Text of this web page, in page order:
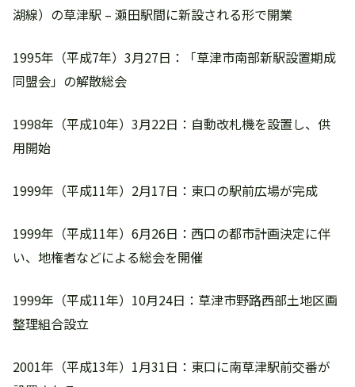
湖線）の草津駅 – 瀬田駅間に新設される形で開業
1995年（平成7年）3月27日：「草津市南部新駅設置期成
同盟会」の解散総会
1998年（平成10年）3月22日：自動改札機を設置し、供
用開始
1999年（平成11年）2月17日：東口の駅前広場が完成
1999年（平成11年）6月26日：西口の都市計画決定に伴
い、地権者などによる総会を開催
1999年（平成11年）10月24日：草津市野路西部土地区画
整理組合設立
2001年（平成13年）1月31日：東口に南草津駅前交番が